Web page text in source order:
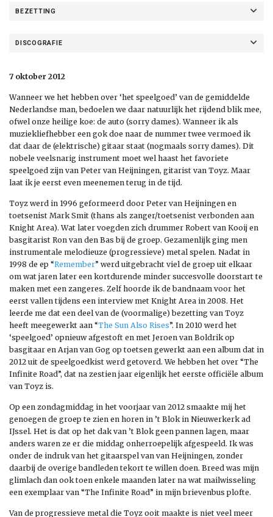
BEZETTING
DISCOGRAFIE
7 oktober 2012
Wanneer we het hebben over ‘het speelgoed’ van de gemiddelde
Nederlandse man, bedoelen we daar natuurlijk het rijdend blik mee,
ofwel onze heilige koe: de auto (sorry dames). Wanneer ik als
muziekliefhebber een gok doe naar de nummer twee vermoed ik
dat daar de (elektrische) gitaar staat (nogmaals sorry dames). Dit
nobele veelsnarig instrument moet wel haast het favoriete
speelgoed zijn van Peter van Heijningen, gitarist van Toyz. Maar
laat ik je eerst even meenemen terug in de tijd.
Toyz werd in 1996 geformeerd door Peter van Heijningen en
toetsenist Mark Smit (thans als zanger/toetsenist verbonden aan
Knight Area). Wat later voegden zich drummer Robert van Kooij en
basgitarist Ron van den Bas bij de groep. Gezamenlijk ging men
instrumentale melodieuze (progressieve) metal spelen. Nadat in
1998 de ep “Remember” werd uitgebracht viel de groep uit elkaar
om wat jaren later een kortdurende minder succesvolle doorstart te
maken met een zangeres. Zelf hoorde ik de bandnaam voor het
eerst vallen tijdens een interview met Knight Area in 2008. Het
leerde me dat een deel van de (voormalige) bezetting van Toyz
heeft meegewerkt aan “The Sun Also Rises”. In 2010 werd het
‘speelgoed’ opnieuw afgestoft en met Jeroen van Boldrik op
basgitaar en Arjan van Gog op toetsen gewerkt aan een album dat in
2012 uit de speelgoedkist werd getoverd. We hebben het over “The
Infinite Road”, dat na zestien jaar eigenlijk het eerste officiële album
van Toyz is.
Op een zondagmiddag in het voorjaar van 2012 smaakte mij het
genoegen de groep te zien en horen in ’t Blok in Nieuwerkerk ad
IJssel. Het is dat op het dak van ’t Blok geen pannen lagen, maar
anders waren ze er die middag onherroepelijk afgespeeld. Ik was
onder de indruk van het gitaarspel van van Heijningen, zonder
daarbij de overige bandleden tekort te willen doen. Breed was mijn
glimlach dan ook toen enkele maanden later na wat mailwisseling
een exemplaar van “The Infinite Road” in mijn brievenbus plofte.
Van de progressieve metal die Toyz ooit maakte is niet veel meer